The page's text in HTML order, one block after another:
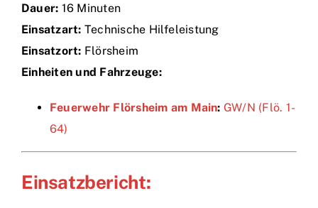
Dauer: 16 Minuten
Einsatzart: Technische Hilfeleistung
Einsatzort: Flörsheim
Einheiten und Fahrzeuge:
Feuerwehr Flörsheim am Main: GW/N (Flö. 1-
64)
Einsatzbericht: